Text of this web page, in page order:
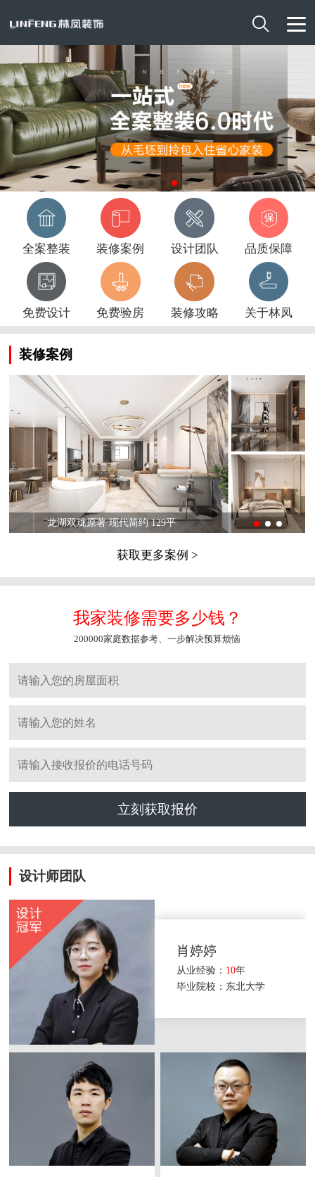

全案整装 装修案例 设计团队 品质保障
免费设计 免费验房 装修攻略 关于林凤
装修案例
龙湖双珑原著 现代简约 129平
获取更多案例 >
我家装修需要多少钱？
200000家庭数据参考、一步解决预算烦恼
立刻获取报价
设计师团队
肖婷婷
从业经验： 10年
毕业院校：东北大学